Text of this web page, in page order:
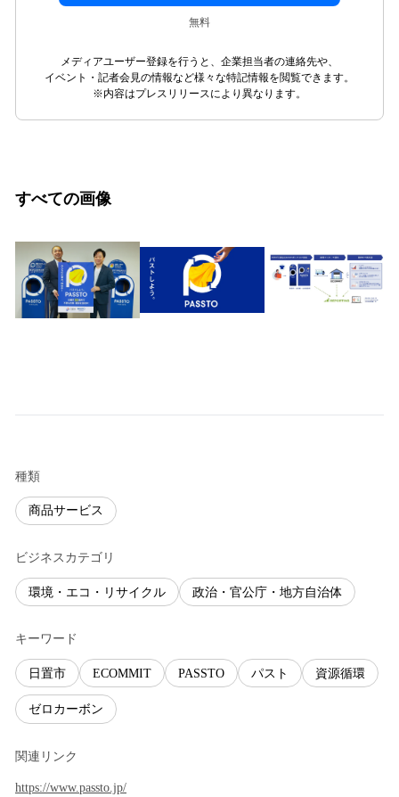
無料
メディアユーザー登録を行うと、企業担当者の連絡先や、
イベント・記者会見の情報など様々な特記情報を閲覧できます。
※内容はプレスリリースにより異なります。
すべての画像
種類
商品サービス
ビジネスカテゴリ
環境・エコ・リサイクル 政治・官公庁・地方自治体
キーワード
日置市 ECOMMIT PASSTO パスト 資源循環
ゼロカーボン
関連リンク
https://www.passto.jp/